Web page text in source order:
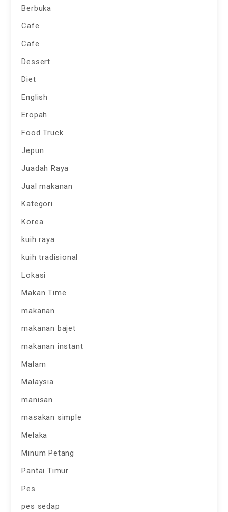
Berbuka
Cafe
Cafe
Dessert
Diet
English
Eropah
Food Truck
Jepun
Juadah Raya
Jual makanan
Kategori
Korea
kuih raya
kuih tradisional
Lokasi
Makan Time
makanan
makanan bajet
makanan instant
Malam
Malaysia
manisan
masakan simple
Melaka
Minum Petang
Pantai Timur
Pes
pes sedap